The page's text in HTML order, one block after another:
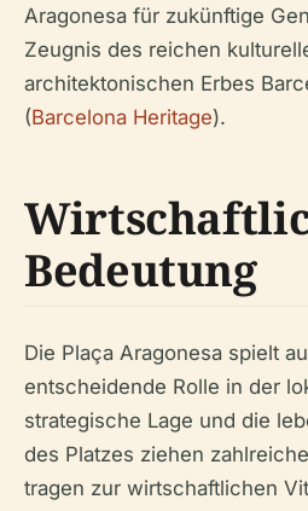
Aragonesa für zukünftige
Zeugnis des reichen
architektonischen Erbes
(Barcelona Heritage).
Bedeutung
Die Plaça Aragonesa spielt
entscheidende Rolle in der
strategische Lage und die
des Platzes ziehen
tragen zur wirtschaftlichen